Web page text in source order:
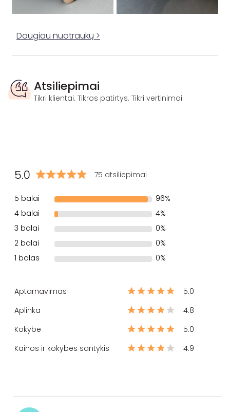
Daugiau nuotraukų >
Atsiliepimai
Tikri klientai. Tikros patirtys. Tikri vertinimai
5.0 75 atsiliepimai
5 balai
96%
4 balai
4%
3 balai
0%
2 balai
0%
1 balas
0%
Aptarnavimas
5.0
Aplinka
4.8
Kokybė
5.0
Kainos ir kokybės santykis
4.9